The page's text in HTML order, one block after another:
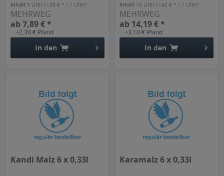
Inhalt 5 Liter(1,58 € * / 1 Liter)
MEHRWEG
ab 7,89 € *
+2,30 € Pfand
In den
Inhalt 10 Liter(1,42 € * / 1 Liter)
MEHRWEG
ab 14,19 € *
+3,10 € Pfand
In den
Kandi Malz 6 x 0,33l Karamalz 6 x 0,33l